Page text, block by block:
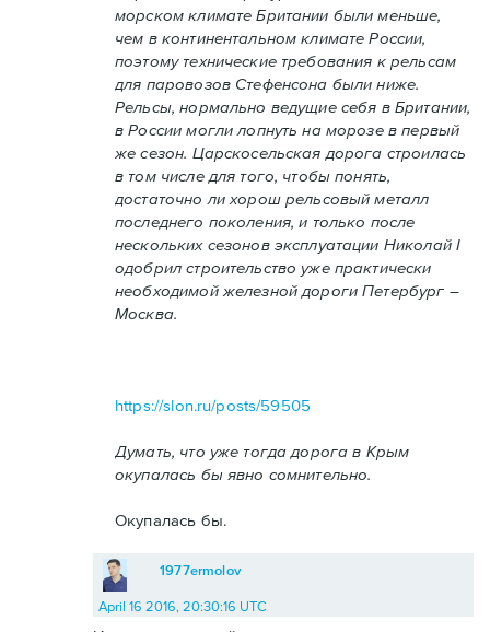
морском климате Британии были меньше,
чем в континентальном климате России,
поэтому технические требования к рельсам
для паровозов Стефенсона были ниже.
Рельсы, нормально ведущие себя в Британии,
в России могли лопнуть на морозе в первый
же сезон. Царскосельская дорога строилась
в том числе для того, чтобы понять,
достаточно ли хорош рельсовый металл
последнего поколения, и только после
нескольких сезонов эксплуатации Николай I
одобрил строительство уже практически
необходимой железной дороги Петербург –
Москва.
https://slon.ru/posts/59505
Думать, что уже тогда дорога в Крым
окупалась бы явно сомнительно.
Окупалась бы.
1977ermolov
April 16 2016, 20:30:16 UTC